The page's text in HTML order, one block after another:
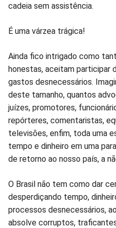
cadeia sem assistência.
É uma várzea trágica!
Ainda fico intrigado como
honestas, aceitam participar
gastos desnecessários.
deste tamanho, quantos
juízes, promotores,
repórteres, comentaristas,
televisões, enfim, toda uma
tempo e dinheiro em uma
de retorno ao nosso país, a
O Brasil não tem como dar
desperdiçando tempo,
processos desnecessários,
absolve corruptos,